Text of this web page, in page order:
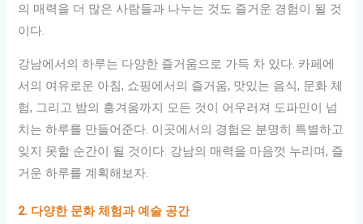
의 매력을 더 많은 사람들과 나누는 것도 즐거운 경험이 될 것
이다.
강남에서의 하루는 다양한 즐거움으로 가득 차 있다. 카페에
서의 여유로운 아침, 쇼핑에서의 즐거움, 맛있는 음식, 문화 체
험, 그리고 밤의 흥겨움까지 모든 것이 어우러져 도파민이 넘
치는 하루를 만들어준다. 이곳에서의 경험은 분명히 특별하고
잊지 못할 순간이 될 것이다. 강남의 매력을 마음껏 누리며, 즐
거운 하루를 계획해보자.
2. 다양한 문화 체험과 예술 공간